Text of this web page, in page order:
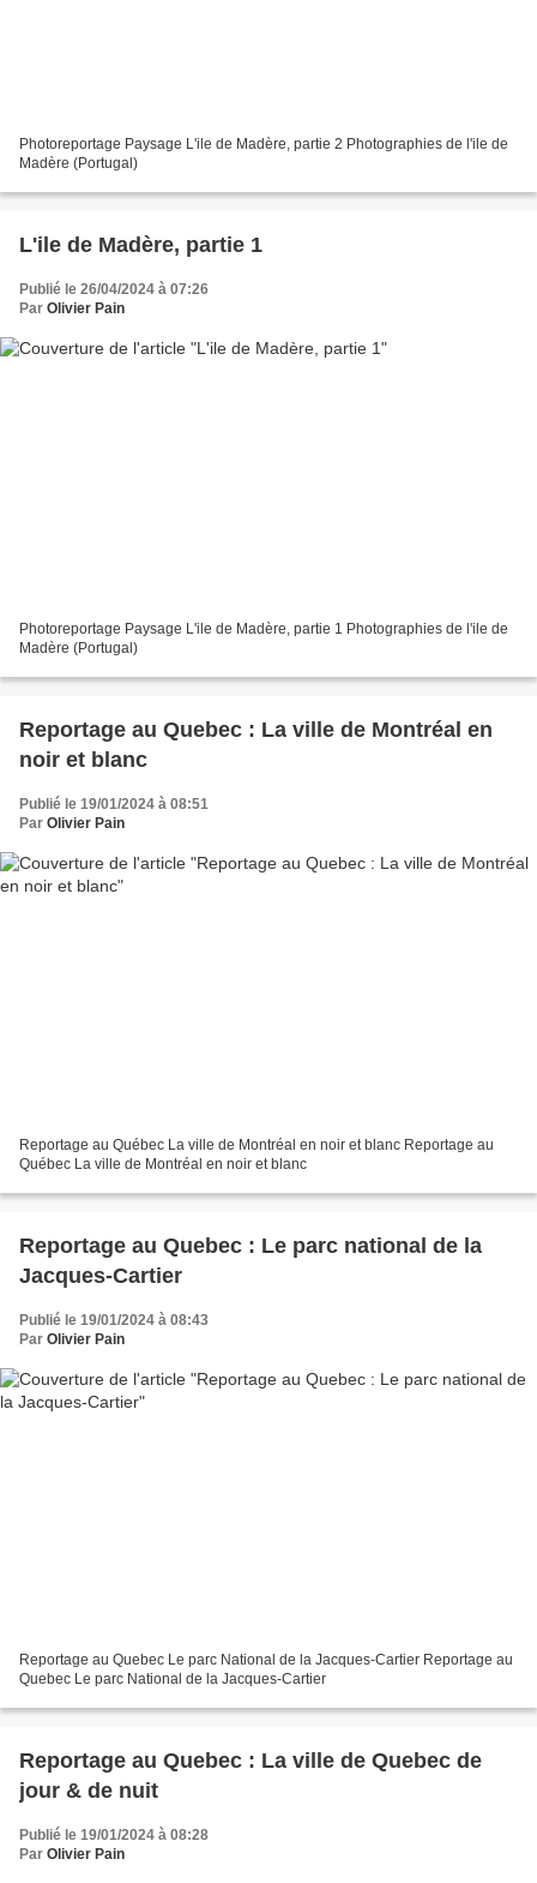
Photoreportage Paysage L'ile de Madère, partie 2 Photographies de l'ile de
Madère (Portugal)
L'ile de Madère, partie 1
Publié le 26/04/2024 à 07:26
Par Olivier Pain
Photoreportage Paysage L'ile de Madère, partie 1 Photographies de l'ile de
Madère (Portugal)
Reportage au Quebec : La ville de Montréal en
noir et blanc
Publié le 19/01/2024 à 08:51
Par Olivier Pain
Reportage au Québec La ville de Montréal en noir et blanc Reportage au
Québec La ville de Montréal en noir et blanc
Reportage au Quebec : Le parc national de la
Jacques-Cartier
Publié le 19/01/2024 à 08:43
Par Olivier Pain
Reportage au Quebec Le parc National de la Jacques-Cartier Reportage au
Quebec Le parc National de la Jacques-Cartier
Reportage au Quebec : La ville de Quebec de
jour & de nuit
Publié le 19/01/2024 à 08:28
Par Olivier Pain